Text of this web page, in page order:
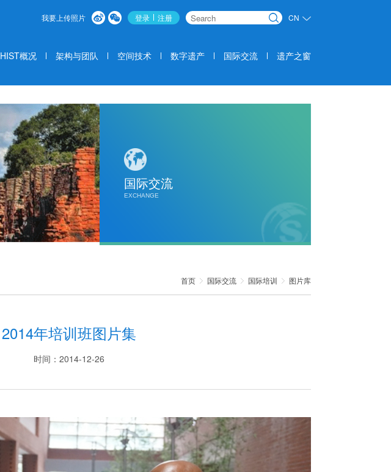
我要上传照片 登录 注册 CN
HIST概况 架构与团队 空间技术 数字遗产 国际交流 遗产之窗
国际交流
EXCHANGE
首页 国际交流 国际培训 图片库
2014年培训班图片集
时间：2014-12-26